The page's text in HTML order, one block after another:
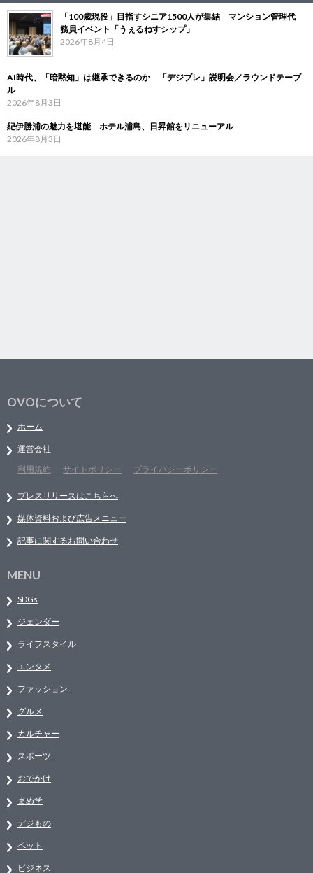
「100歳現役」目指すシニア1500人が集結 マンション管理代
務員イベント「うぇるねすシップ」
2026年8月4日
AI時代、「暗黙知」は継承できるのか 「デジブレ」説明会／ラウンドテーブ
ル
2026年8月3日
紀伊勝浦の魅力を堪能 ホテル浦島、日昇館をリニューアル
2026年8月3日
OVOについて
ホーム
運営会社
利用規約
サイトポリシー プライバシーポリシー
プレスリリースはこちらへ
媒体資料および広告メニュー
記事に関するお問い合わせ
MENU
SDGs
ジェンダー
ライフスタイル
エンタメ
ファッション
グルメ
カルチャー
スポーツ
おでかけ
まめ学
デジもの
ペット
ビジネス